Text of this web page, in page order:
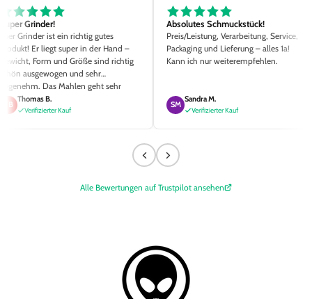
y
:
Super Grinder!
Euer Grinder ist ein richtig gutes
Produkt! Er liegt super in der Hand –
Gewicht, Form und Größe sind richtig
schön ausgewogen und sehr
angenehm. Das Mahlen geht sehr
einfach und der Mahlgrad ist Top. Die
kleinen Details wie die
TB
Thomas B.
Verifizierter Kauf
Absolutes Schmuckstück!
Preis/Leistung, Verarbeitung, Service,
Packaging und Lieferung – alles 1a!
Kann ich nur weiterempfehlen.
SM
Sandra M.
Verifizierter Kauf
Alle Bewertungen auf Trustpilot ansehen